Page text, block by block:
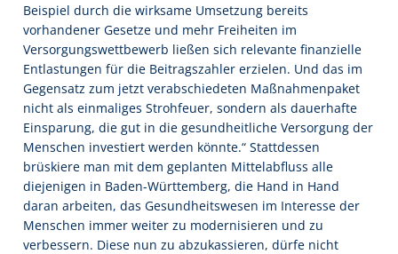
Beispiel durch die wirksame Umsetzung bereits
vorhandener Gesetze und mehr Freiheiten im
Versorgungswettbewerb ließen sich relevante finanzielle
Entlastungen für die Beitragszahler erzielen. Und das im
Gegensatz zum jetzt verabschiedeten Maßnahmenpaket
nicht als einmaliges Strohfeuer, sondern als dauerhafte
Einsparung, die gut in die gesundheitliche Versorgung der
Menschen investiert werden könnte.“ Stattdessen
brüskiere man mit dem geplanten Mittelabfluss alle
diejenigen in Baden-Württemberg, die Hand in Hand
daran arbeiten, das Gesundheitswesen im Interesse der
Menschen immer weiter zu modernisieren und zu
verbessern. Diese nun zu abzukassieren, dürfe nicht